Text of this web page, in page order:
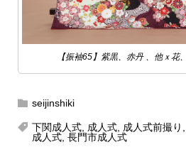
【振袖65】紫黒、赤丹 、他ｘ
seijinshiki
下関成人式, 成人式, 成人式前撮り ,
成人式, 長門市成人式